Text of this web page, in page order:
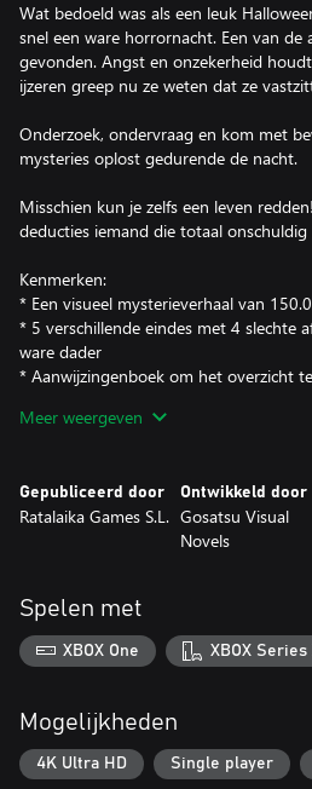
Wat bedoeld was als een leuk
snel een ware horrornacht. Een van
gevonden. Angst en onzekerheid
ijzeren greep nu ze weten dat ze
Onderzoek, ondervraag en kom met
mysteries oplost gedurende de nacht.
Misschien kun je zelfs een leven
deducties iemand die totaal onschuldig
Kenmerken:
* Een visueel mysterieverhaal van
* 5 verschillende eindes met 4 slechte
ware dader
* Aanwijzingenboek om het overzicht
* Ontgrendelbare bonuscontent
Meer weergeven
Gepubliceerd door
Ratalaika Games S.L.
Ontwikkeld door
Gosatsu Visual
Novels
Spelen met
XBOX One XBOX Series
Mogelijkheden
4K Ultra HD Single player